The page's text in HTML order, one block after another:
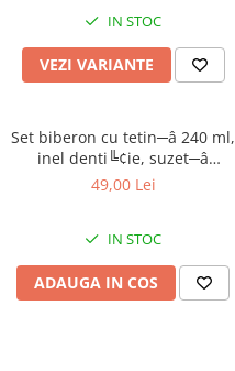
IN STOC
VEZI VARIANTE
Set biberon cu tetin─â 240 ml,
inel denti╚¢ie, suzet─â
ortodontic─â ╚Öi suport
49,00 Lei
IN STOC
ADAUGA IN COS